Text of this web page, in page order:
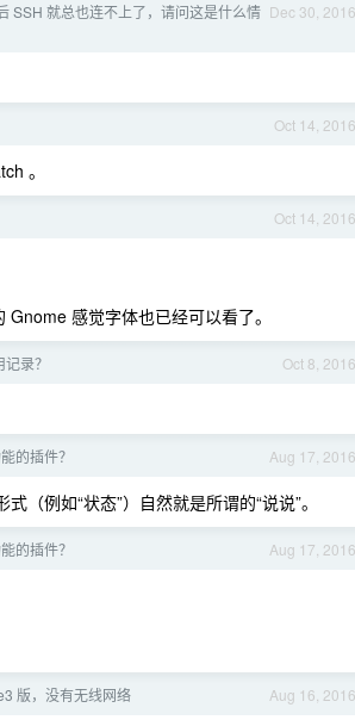
Dec 30, 2016
SSH 就总也连不上了，请问这是什么情
Oct 14, 2016
。
Oct 14, 2016
感觉字体也已经可以看了。
Oct 8, 2016
录？
Aug 17, 2016
的插件？
（例如“状态”）自然就是所谓的“说说”。
Aug 17, 2016
的插件？
Aug 16, 2016
版，没有无线网络